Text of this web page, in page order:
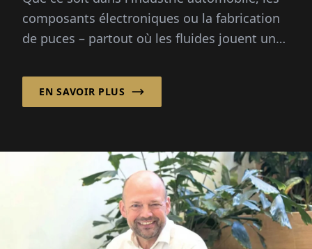
composants électroniques ou la fabrication
de puces – partout où les fluides jouent un
EN SAVOIR PLUS